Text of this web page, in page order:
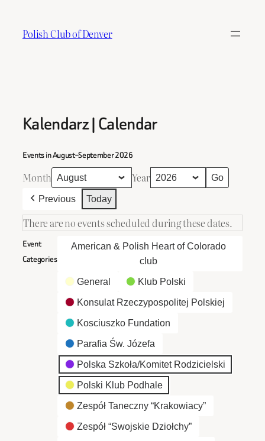
content
Polish Club of Denver
Kalendarz | Calendar
Events in August–September 2026
Month Year
Previous Today
There are no events scheduled during these dates.
Event
Categories
American & Polish Heart of Colorado
club
General Klub Polski
Konsulat Rzeczypospolitej Polskiej
Kosciuszko Fundation
Parafia Św. Józefa
Polska Szkoła/Komitet Rodzicielski
Polski Klub Podhale
Zespół Taneczny “Krakowiacy”
Zespół “Swojskie Dziołchy”